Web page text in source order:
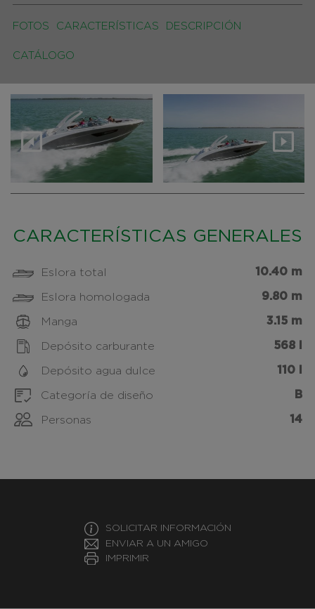
FOTOS CARACTERÍSTICAS DESCRIPCIÓN
CATÁLOGO
CARACTERÍSTICAS GENERALES
Eslora total 10.40 m
Eslora homologada 9.80 m
Manga 3.15 m
Depósito carburante 568 l
Depósito agua dulce 110 l
Categoría de diseño B
Personas 14
SOLICITAR INFORMACIÓN
ENVIAR A UN AMIGO
IMPRIMIR